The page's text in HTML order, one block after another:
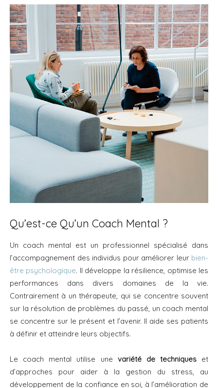
Qu’est-ce Qu’un Coach Mental ?
Un coach mental est un professionnel spécialisé dans
l’accompagnement des individus pour améliorer leur bien-
être psychologique. Il développe la résilience, optimise les
performances dans divers domaines de la vie.
Contrairement à un thérapeute, qui se concentre souvent
sur la résolution de problèmes du passé, un coach mental
se concentre sur le présent et l’avenir. Il aide ses patients
à définir et atteindre leurs objectifs.
Le coach mental utilise une variété de techniqueset
d’approches pour aider à la gestion du stress, au
développement de la confiance en soi, à l’amélioration de